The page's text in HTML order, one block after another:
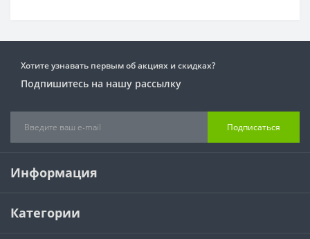
Хотите узнавать первым об акциях и скидках?
Подпишитесь на нашу рассылку
Подписаться
Информация
Категории